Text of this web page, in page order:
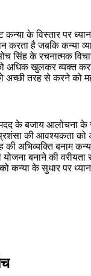
कन्या के विस्तार पर
करता है जबकि कन्या
सिंह के रचनात्मक
अधिक खुलकर व्यक्त
अच्छी तरह से करने को
के बजाय आलोचना के
की आवश्यकता को
की अभिव्यक्ति बनाम
बनाने की
को कन्या के सुधार पर